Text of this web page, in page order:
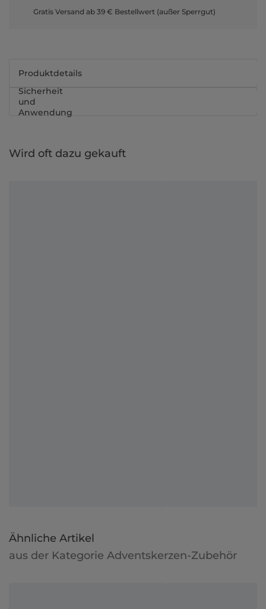
Gratis Versand ab 39 € Bestellwert (außer Sperrgut)
Produktdetails
Sicherheit
und
Anwendung
Wird oft dazu gekauft
Ähnliche Artikel
aus der Kategorie Adventskerzen-Zubehör